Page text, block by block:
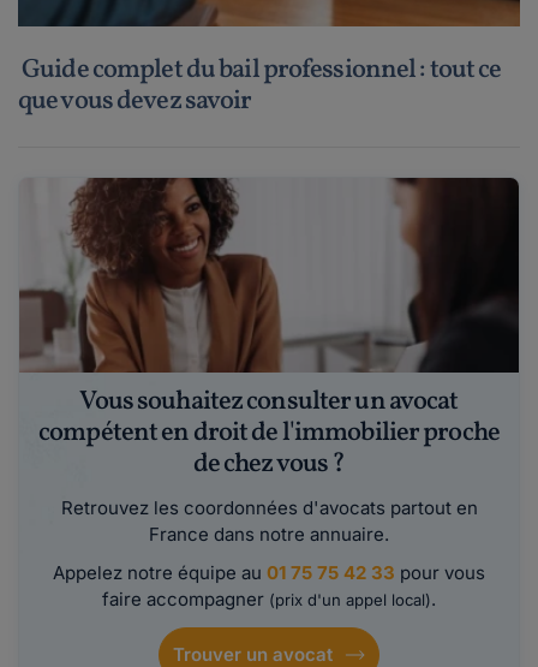
Guide complet du bail professionnel : tout ce
que vous devez savoir
Vous souhaitez consulter un avocat
compétent en droit de l'immobilier proche
de chez vous ?
Retrouvez les coordonnées d'avocats partout en
France dans notre annuaire.
Appelez notre équipe au 01 75 75 42 33 pour vous
faire accompagner (prix d'un appel local).
Trouver un avocat